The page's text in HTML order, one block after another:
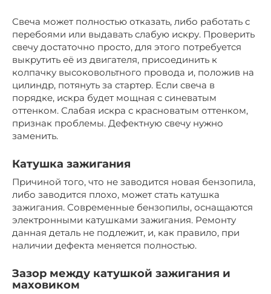
Свеча может полностью отказать, либо работать с
перебоями или выдавать слабую искру. Проверить
свечу достаточно просто, для этого потребуется
выкрутить её из двигателя, присоединить к
колпачку высоковольтного провода и, положив на
цилиндр, потянуть за стартер. Если свеча в
порядке, искра будет мощная с синеватым
оттенком. Слабая искра с красноватым оттенком,
признак проблемы. Дефектную свечу нужно
заменить.
Катушка зажигания
Причиной того, что не заводится новая бензопила,
либо заводится плохо, может стать катушка
зажигания. Современные бензопилы, оснащаются
электронными катушками зажигания. Ремонту
данная деталь не подлежит, и, как правило, при
наличии дефекта меняется полностью.
Зазор между катушкой зажигания и
маховиком